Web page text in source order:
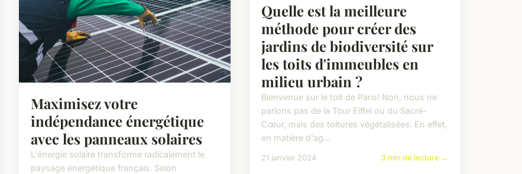
Maximisez votre
indépendance énergétique
avec les panneaux solaires
L'énergie solaire transforme radicalement le
paysage énergétique français. Selon
Quelle est la meilleure
méthode pour créer des
jardins de biodiversité sur
les toits d'immeubles en
milieu urbain ?
Bienvenue sur le toit de Paris! Non, nous ne
parlons pas de la Tour Eiffel ou du Sacré-
Cœur, mais des toitures végétalisées. En effet,
en matière d'ag...
21 janvier 2024 3 min de lecture →